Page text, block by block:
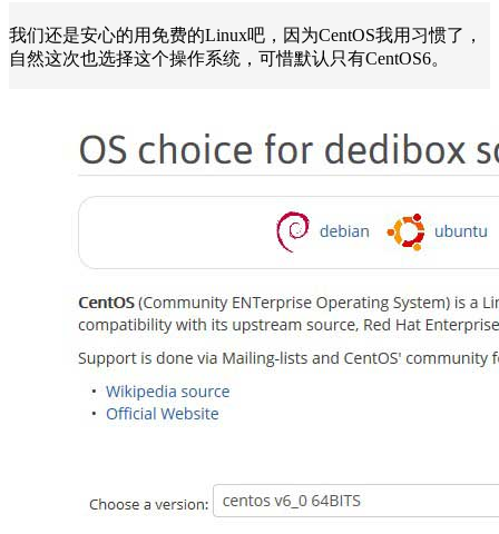
我们还是安心的用免费的Linux吧，因为CentOS我用习惯了，
自然这次也选择这个操作系统，可惜默认只有CentOS6。